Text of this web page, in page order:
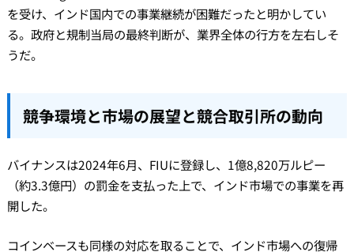
を受け、インド国内での事業継続が困難だったと明かしてい
る。政府と規制当局の最終判断が、業界全体の行方を左右しそ
うだ。
競争環境と市場の展望と競合取引所の動向
バイナンスは2024年6月、FIUに登録し、1億8,820万ルピー
（約3.3億円）の罰金を支払った上で、インド市場での事業を再
開した。
コインベースも同様の対応を取ることで、インド市場への復帰